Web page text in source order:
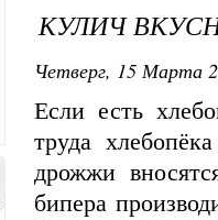
КУЛИЧ
Четверг, 15 Марта
Если есть
труда
дрожжи
бипера